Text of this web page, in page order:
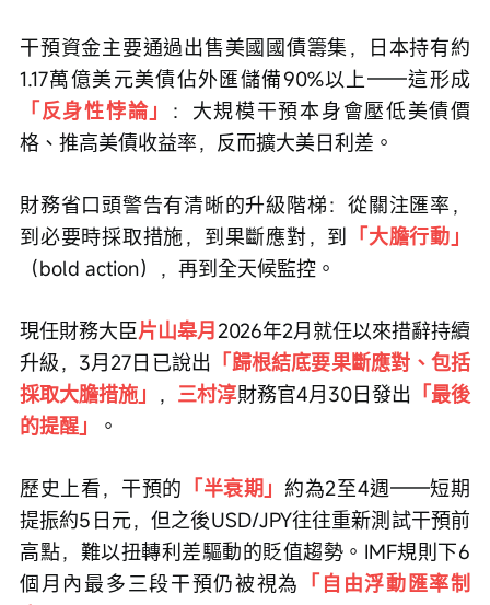
干預資金主要通過出售美國國債籌集，日本持有約
1.17萬億美元美債佔外匯儲備90%以上——這形成
「反身性悖論」
：大規模干預本身會壓低美債價
格、推高美債收益率，反而擴大美日利差。
財務省口頭警告有清晰的升級階梯：從關注匯率，
到必要時採取措施，到果斷應對，到 「大膽行動」
（bold action），再到全天候監控。
現任財務大臣片山皋月2026年2月就任以來措辭持續
升級，3月27日已說出 「歸根結底要果斷應對、包括
採取大膽措施」 ， 三村淳財務官4月30日發出 「最後
的提醒」
。
歷史上看，干預的 「半衰期」 約為2至4週——短期
提振約5日元，但之後USD/JPY往往重新測試干預前
高點，難以扭轉利差驅動的貶值趨勢。IMF規則下6
個月內最多三段干預仍被視為 「自由浮動匯率制